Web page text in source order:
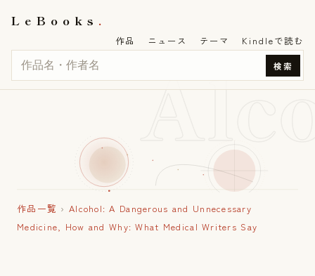
LeBooks
検索
作品 ニュース テーマ Kindleで読む
作品一覧 › Alcohol: A Dangerous and Unnecessary
Medicine, How and Why: What Medical Writers Say